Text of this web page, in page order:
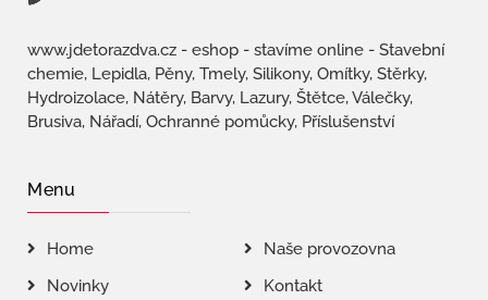
www.jdetorazdva.cz - eshop - stavíme online - Stavební
chemie, Lepidla, Pěny, Tmely, Silikony, Omítky, Stěrky,
Hydroizolace, Nátěry, Barvy, Lazury, Štětce, Válečky,
Brusiva, Nářadí, Ochranné pomůcky, Příslušenství
Menu
Home
Naše provozovna
Novinky
Kontakt